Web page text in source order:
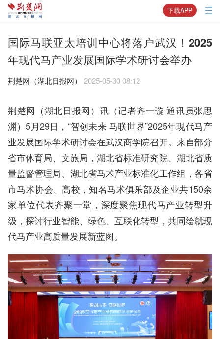
下载APP
国际马联亚太培训中心将落户武汉！2025
年现代马产业发展国际学术研讨会举办
荆楚网（湖北日报网） 2025-05-30 08:12
荆楚网（湖北日报网）讯（记者齐一璇 通讯员张思
渊）5月29日，“智创未来 马联世界”2025年现代马产
业发展国际学术研讨会在武汉商学院召开。来自部分
省市体育局、文旅局，湖北省标准研究院、湖北省质
量监督管理局、湖北省马术产业标准化工作组，各省
市马术协会、高校，知名马术俱乐部及企业共150余
家单位代表齐聚一堂，深度聚焦现代马产业转型升
级，探讨行业智能、绿色、互联化转型，共同绘就现
代马产业高质量发展新蓝图。